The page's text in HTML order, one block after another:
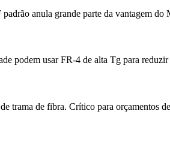
anula grande parte da vantagem do
podem usar FR-4 de alta Tg para
trama de fibra. Crítico para orçamentos